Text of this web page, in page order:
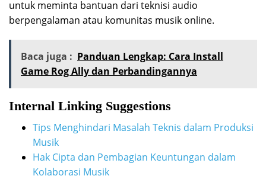
untuk meminta bantuan dari teknisi audio
berpengalaman atau komunitas musik online.
Baca juga : Panduan Lengkap: Cara Install
Game Rog Ally dan Perbandingannya
Internal Linking Suggestions
Tips Menghindari Masalah Teknis dalam Produksi
Musik
Hak Cipta dan Pembagian Keuntungan dalam
Kolaborasi Musik